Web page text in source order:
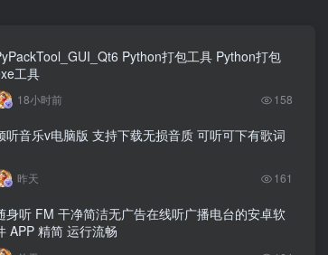
Python打包工具 Python打包
工具
18小时前 158
听音乐v电脑版 支持下载无损音质 可听可下有歌词
昨天 161
身听 FM 干净简洁无广告在线听广播电台的安卓软
APP 精简 运行流畅